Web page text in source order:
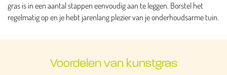
gras is in een aantal stappen eenvoudig aan te leggen. Borstel het
regelmatig op en je hebt jarenlang plezier van je onderhoudsarme tuin.
Voordelen van kunstgras